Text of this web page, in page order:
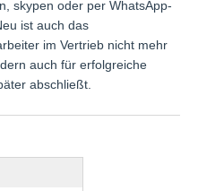
skypen oder per WhatsApp-
ist auch das
im Vertrieb nicht mehr
auch für erfolgreiche
abschließt.